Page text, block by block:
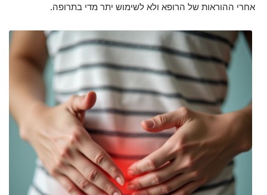
אחרי ההוראות של הרופא ולא לשימוש יתר מדי בתרופה.